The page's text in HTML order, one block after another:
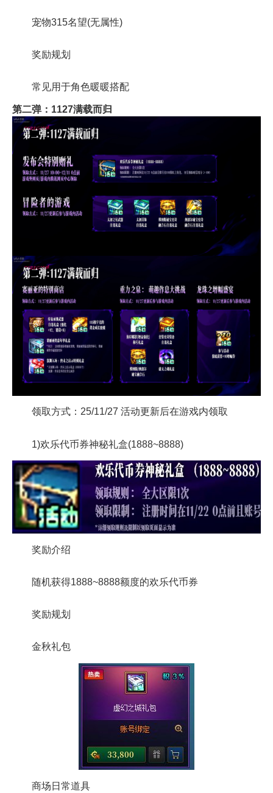
宠物315名望(无属性)
奖励规划
常见用于角色暖暖搭配
第二弹：1127满载而归
领取方式：25/11/27 活动更新后在游戏内领取
1)欢乐代币券神秘礼盒(1888~8888)
奖励介绍
随机获得1888~8888额度的欢乐代币券
奖励规划
金秋礼包
商场日常道具